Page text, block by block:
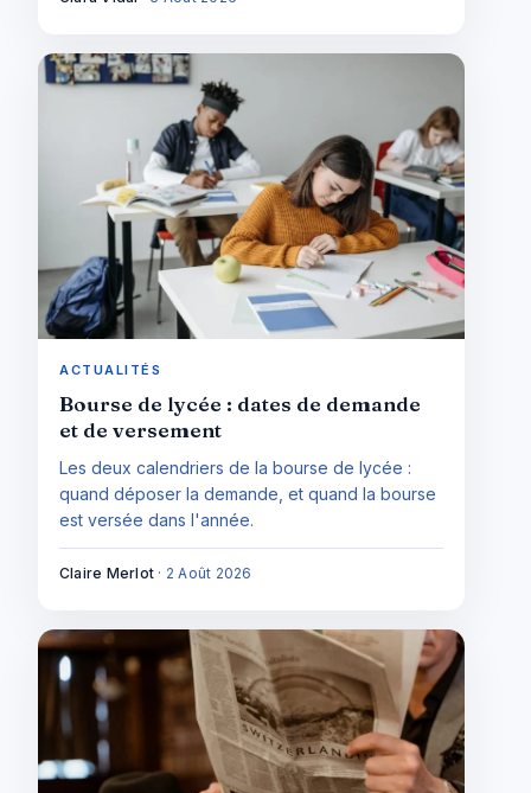
ACTUALITÉS
Bourse de lycée : dates de demande
et de versement
Les deux calendriers de la bourse de lycée :
quand déposer la demande, et quand la bourse
est versée dans l'année.
Claire Merlot · 2 Août 2026